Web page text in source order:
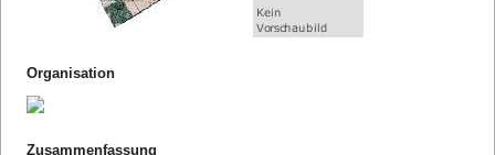
Organisation
Zusammenfassung